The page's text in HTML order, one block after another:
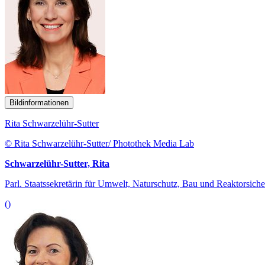
Bildinformationen
Rita Schwarzelühr-Sutter
© Rita Schwarzelühr-Sutter/ Photothek Media Lab
Schwarzelühr-Sutter, Rita
Parl. Staatssekretärin für Umwelt, Naturschutz, Bau und
()